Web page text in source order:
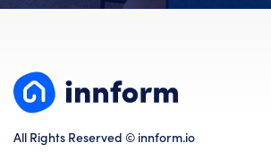
All Rights Reserved © innform.io